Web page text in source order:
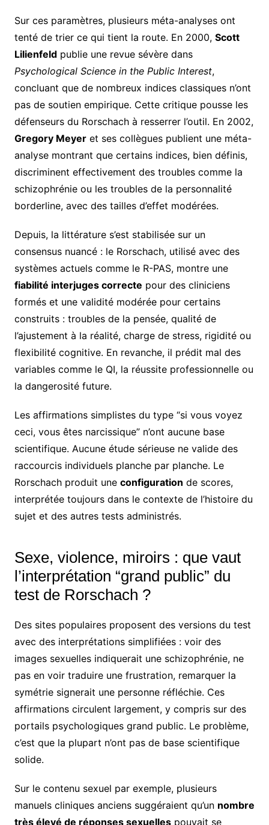
Sur ces paramètres, plusieurs méta-analyses ont
tenté de trier ce qui tient la route. En 2000, Scott
Lilienfeldpublie une revue sévère dans
Psychological Science in the Public Interest,
concluant que de nombreux indices classiques n’ont
pas de soutien empirique. Cette critique pousse les
défenseurs du Rorschach à resserrer l’outil. En 2002,
Gregory Meyeret ses collègues publient une méta-
analyse montrant que certains indices, bien définis,
discriminent effectivement des troubles comme la
schizophrénie ou les troubles de la personnalité
borderline, avec des tailles d’effet modérées.
Depuis, la littérature s’est stabilisée sur un
consensus nuancé : le Rorschach, utilisé avec des
systèmes actuels comme le R-PAS, montre une
fiabilité interjuges correcte pour des cliniciens
formés et une validité modérée pour certains
construits : troubles de la pensée, qualité de
l’ajustement à la réalité, charge de stress, rigidité ou
flexibilité cognitive. En revanche, il prédit mal des
variables comme le QI, la réussite professionnelle ou
la dangerosité future.
Les affirmations simplistes du type “si vous voyez
ceci, vous êtes narcissique” n’ont aucune base
scientifique. Aucune étude sérieuse ne valide des
raccourcis individuels planche par planche. Le
Rorschach produit une configuration de scores,
interprétée toujours dans le contexte de l’histoire du
sujet et des autres tests administrés.
Sexe, violence, miroirs : que vaut
l’interprétation “grand public” du
test de Rorschach ?
Des sites populaires proposent des versions du test
avec des interprétations simplifiées : voir des
images sexuelles indiquerait une schizophrénie, ne
pas en voir traduire une frustration, remarquer la
symétrie signerait une personne réfléchie. Ces
affirmations circulent largement, y compris sur des
portails psychologiques grand public. Le problème,
c’est que la plupart n’ont pas de base scientifique
solide.
Sur le contenu sexuel par exemple, plusieurs
manuels cliniques anciens suggéraient qu’un nombre
très élevé de réponses sexuellespouvait se